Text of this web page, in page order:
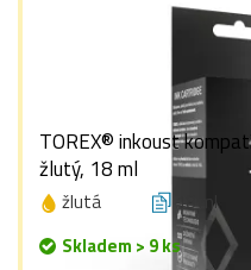
TOREX® inkoust
žlutý, 18 ml
žlutá 18 ml
Skladem > 9 ks